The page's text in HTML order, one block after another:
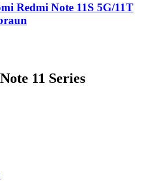
Redmi Note 11S 5G/11T
11 Series